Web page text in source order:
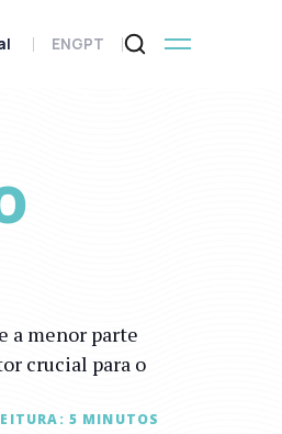
a menor parte
crucial para o
5 MINUTOS
ENGPT